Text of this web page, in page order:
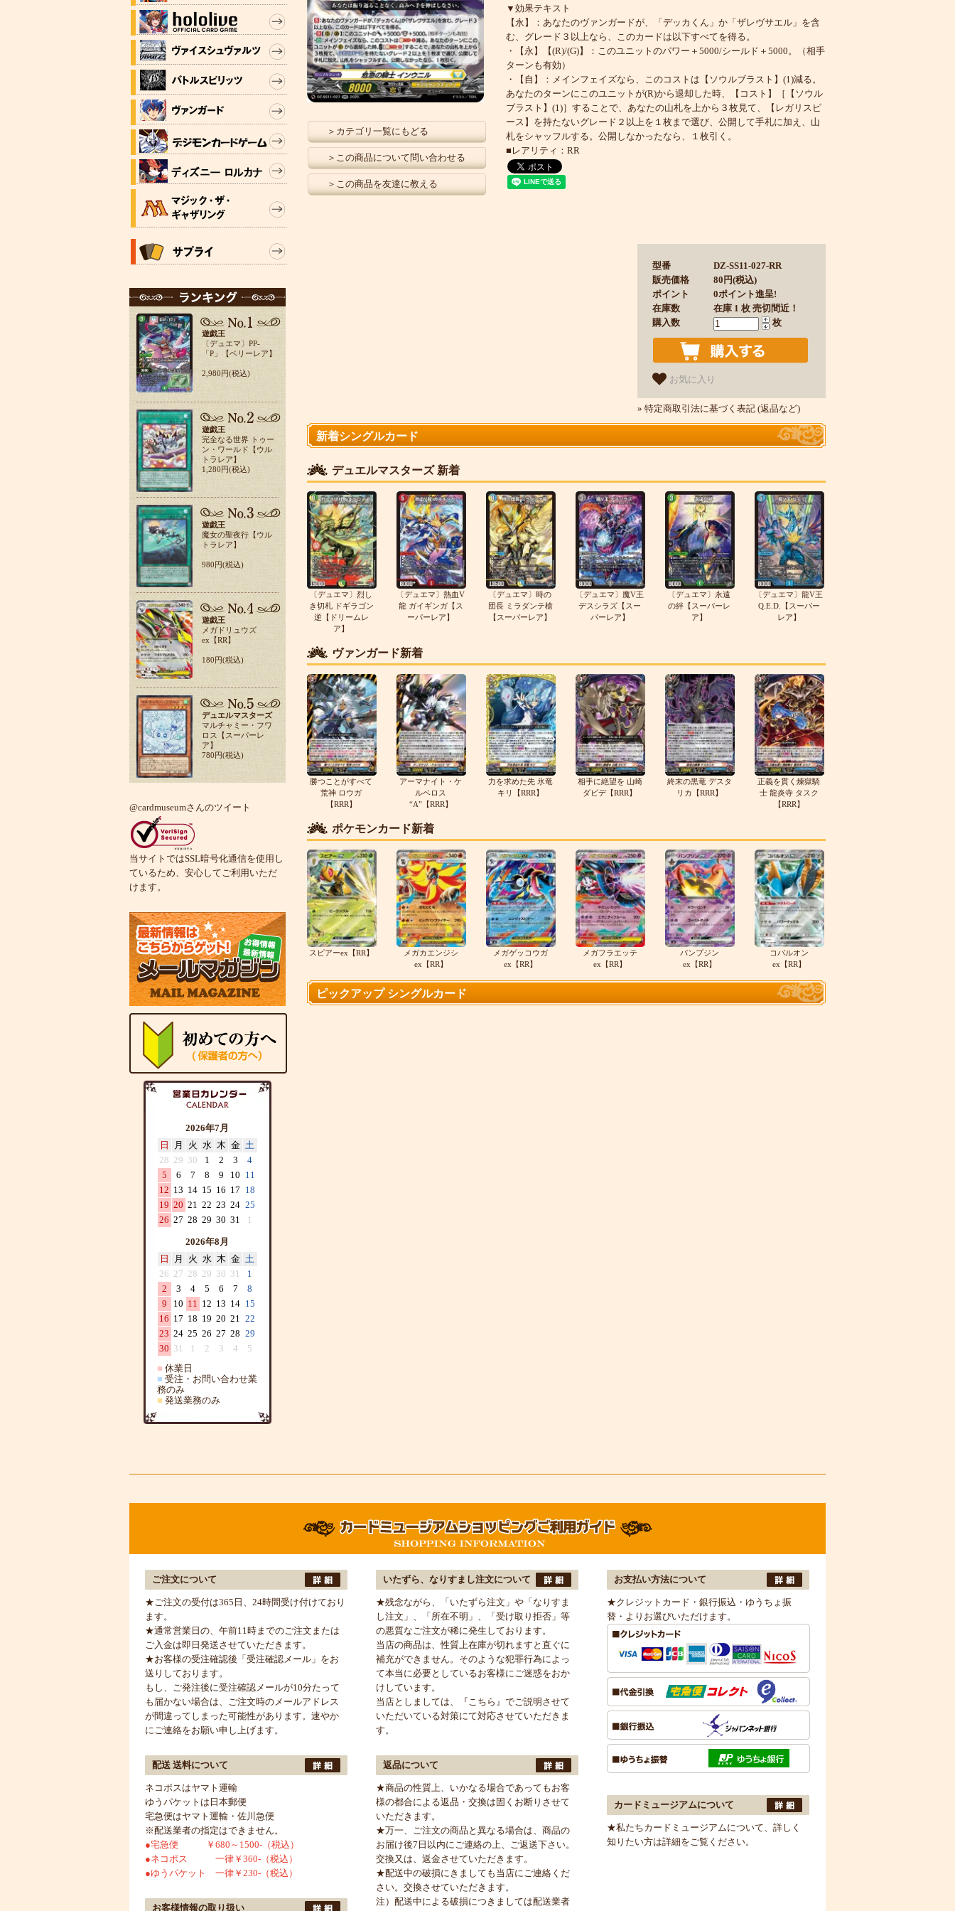
遊戯王
〔デュエマ〕PP-
「P」【ベリーレア】
2,980円(税込)
遊戯王
完全なる世界 トゥー
ン・ワールド【ウル
トラレア】
1,280円(税込)
遊戯王
魔女の聖夜行【ウル
トラレア】
980円(税込)
遊戯王
メガドリュウズ
ex【RR】
180円(税込)
デュエルマスターズ
マルチャミー・フワ
ロス【スーパーレ
ア】
780円(税込)
@cardmuseumさんのツイート
当サイトではSSL暗号化通信を使用し
ているため、安心してご利用いただ
けます。
2026年7月
日
月 火 水 木 金 土
28 29 30 1 2 3
4
5
6 7 8 9 10 11
12 13 14 15 16 17 18
19 20 21 22 23 24 25
26 27 28 29 30 31 1
2026年8月
日
月 火 水 木 金 土
26 27 28 29 30 31
1
2
3 4 5 6 7
8
9
10 11 12 13 14 15
16 17 18 19 20 21 22
23 24 25 26 27 28 29
30 31 1 2 3 4
5
■ 休業日
■ 受注・お問い合わせ業
務のみ
■ 発送業務のみ
＞カテゴリ一覧にもどる
＞この商品について問い合わせる
＞この商品を友達に教える
▼効果テキスト
【永】：あなたのヴァンガードが、「デッカくん」か「ザレヴサエル」を含
む、グレード３以上なら、このカードは以下すべてを得る。
・【永】【(R)/(G)】：このユニットのパワー＋5000/シールド＋5000。（相手
ターンも有効）
・【自】：メインフェイズなら、このコストは【ソウルブラスト】(1)減る。
あなたのターンにこのユニットが(R)から退却した時、【コスト】［【ソウル
ブラスト】(1)］することで、あなたの山札を上から３枚見て、【レガリスピ
ース】を持たないグレード２以上を１枚まで選び、公開して手札に加え、山
札をシャッフルする。公開しなかったなら、１枚引く。
■レアリティ：RR
型番
DZ-SS11-027-RR
販売価格
80円(税込)
ポイント
0ポイント進呈!
在庫数
在庫 1 枚 売切間近！
購入数
枚
お気に入り
» 特定商取引法に基づく表記 (返品など)
新着シングルカード
デュエルマスターズ 新着
〔デュエマ〕烈し
き切札 ドギラゴン
逆【ドリームレ
ア】
〔デュエマ〕熱血V
龍 ガイギンガ【ス
ーパーレア】
〔デュエマ〕時の
団長 ミラダンテ槍
【スーパーレア】
〔デュエマ〕魔V王
デスシラズ【スー
パーレア】
〔デュエマ〕永遠
の絆【スーパーレ
ア】
〔デュエマ〕龍V王
Q.E.D.【スーパー
レア】
ヴァンガード新着
勝つことがすべて
荒神 ロウガ
【RRR】
アーマナイト・ケ
ルベロス
“A”【RRR】
力を求めた先 氷竜
キリ【RRR】
相手に絶望を 山崎
ダビデ【RRR】
終末の黒竜 デスタ
リカ【RRR】
正義を貫く煉獄騎
士 龍炎寺 タスク
【RRR】
ポケモンカード新着
スピアーex【RR】
メガカエンジシ
ex【RR】
メガゲッコウガ
ex【RR】
メガフラエッテ
ex【RR】
パンプジン
ex【RR】
コバルオン
ex【RR】
ピックアップ シングルカード
ご注文について
★ご注文の受付は365日、24時間受け付けており
ます。
★通常営業日の、午前11時までのご注文または
ご入金は即日発送させていただきます。
★お客様の受注確認後「受注確認メール」をお
送りしております。
もし、ご発注後に受注確認メールが10分たって
も届かない場合は、ご注文時のメールアドレス
が間違ってしまった可能性があります。速やか
にご連絡をお願い申し上げます。
配送 送料について
ネコポスはヤマト運輸
ゆうパケットは日本郵便
宅急便はヤマト運輸・佐川急便
※配送業者の指定はできません。
●宅急便 ￥680～1500-（税込）
●ネコポス 一律￥360-（税込）
●ゆうパケット 一律￥230-（税込）
お客様情報の取り扱い
いたずら、なりすまし注文について
★残念ながら、「いたずら注文」や「なりすま
し注文」、「所在不明」、「受け取り拒否」等
の悪質なご注文が稀に発生しております。
当店の商品は、性質上在庫が切れますと直ぐに
補充ができません。そのような犯罪行為によっ
て本当に必要としているお客様にご迷惑をおか
けしています。
当店としましては、
『こちら』 でご説明させて
いただいている対策にて対応させていただきま
す。
返品について
★商品の性質上、いかなる場合であってもお客
様の都合による返品・交換は固くお断りさせて
いただきます。
★万一、ご注文の商品と異なる場合は、商品の
お届け後7日以内にご連絡の上、ご返送下さい。
交換又は、返金させていただきます。
★配送中の破損にきましても当店にご連絡くだ
さい。交換させていただきます。
注）配送中による破損につきましては配送業者
お支払い方法について
★クレジットカード・銀行振込・ゆうちょ振
替・よりお選びいただけます。
カードミュージアムについて
★私たちカードミュージアムについて、詳しく
知りたい方は詳細をご覧ください。